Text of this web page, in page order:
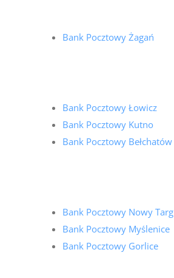
Bank Pocztowy Żagań
Bank Pocztowy Łowicz
Bank Pocztowy Kutno
Bank Pocztowy Bełchatów
Bank Pocztowy Nowy Targ
Bank Pocztowy Myślenice
Bank Pocztowy Gorlice